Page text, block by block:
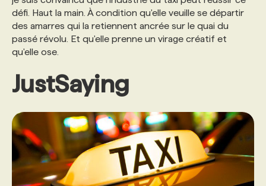
défi. Haut la main. À condition qu'elle veuille se départir
des amarres qui la retiennent ancrée sur le quai du
passé révolu. Et qu'elle prenne un virage créatif et
qu'elle ose.
JustSaying